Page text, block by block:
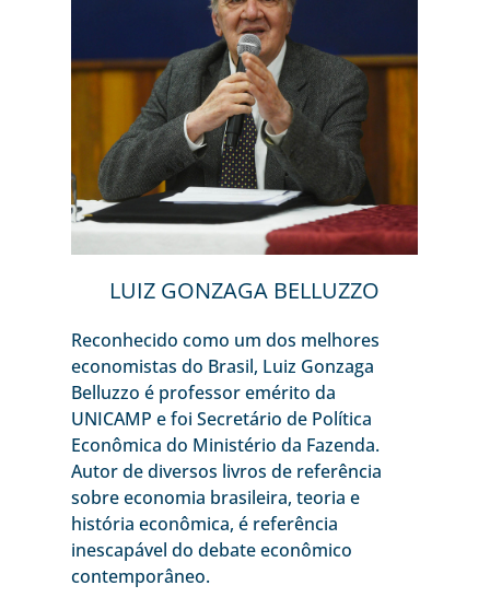
LUIZ GONZAGA BELLUZZO
Reconhecido como um dos melhores
economistas do Brasil, Luiz Gonzaga
Belluzzo é professor emérito da
UNICAMP e foi Secretário de Política
Econômica do Ministério da Fazenda.
Autor de diversos livros de referência
sobre economia brasileira, teoria e
história econômica, é referência
inescapável do debate econômico
contemporâneo.